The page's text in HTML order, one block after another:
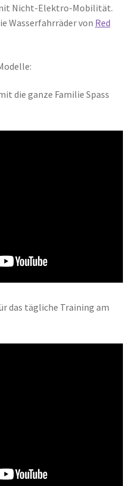
Nicht-Elektro-Mobilität.
Wasserfahrräder von Red
die ganze Familie Spass
das tägliche Training am